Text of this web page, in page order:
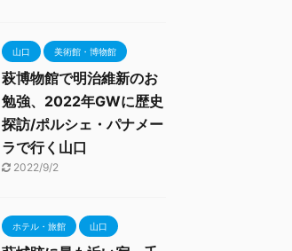
山口 美術館・博物館
萩博物館で明治維新のお
勉強、2022年GWに歴史
探訪/ポルシェ・パナメー
ラで行く山口
2022/9/2
ホテル・旅館 山口